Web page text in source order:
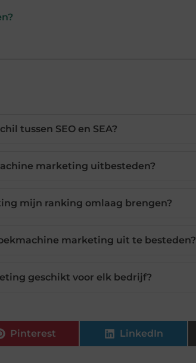
tussen SEO en SEA?
marketing uitbesteden?
mijn ranking omlaag brengen?
marketing uit te besteden?
geschikt voor elk bedrijf?
Pinterest LinkedIn